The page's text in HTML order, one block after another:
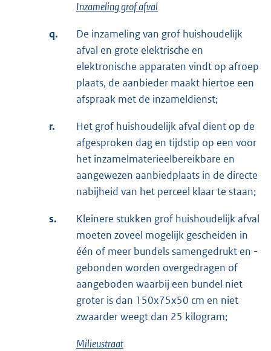
Inzameling grof afval
q.
De inzameling van grof huishoudelijk
afval en grote elektrische en
elektronische apparaten vindt op afroep
plaats, de aanbieder maakt hiertoe een
afspraak met de inzameldienst;
r.
Het grof huishoudelijk afval dient op de
afgesproken dag en tijdstip op een voor
het inzamelmaterieelbereikbare en
aangewezen aanbiedplaats in de directe
nabijheid van het perceel klaar te staan;
s.
Kleinere stukken grof huishoudelijk afval
moeten zoveel mogelijk gescheiden in
één of meer bundels samengedrukt en -
gebonden worden overgedragen of
aangeboden waarbij een bundel niet
groter is dan 150x75x50 cm en niet
zwaarder weegt dan 25 kilogram;
Milieustraat